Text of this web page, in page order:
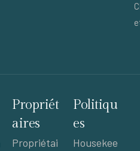
Propriét
aires
Propriétai
Politiqu
es
Housekee